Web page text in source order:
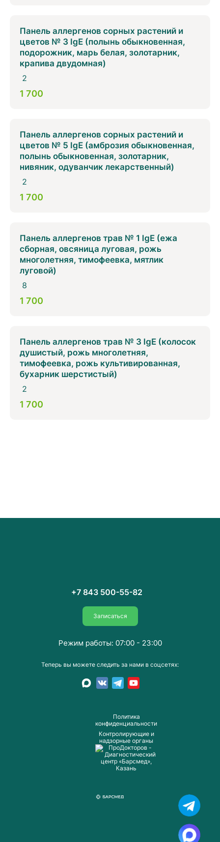
Панель аллергенов сорных растений и
цветов № 3 IgE (полынь обыкновенная,
подорожник, марь белая, золотарник,
крапива двудомная)
2
1 700
Панель аллергенов сорных растений и
цветов № 5 IgE (амброзия обыкновенная,
полынь обыкновенная, золотарник,
нивяник, одуванчик лекарственный)
2
1 700
Панель аллергенов трав № 1 IgE (ежа
сборная, овсяница луговая, рожь
многолетняя, тимофеевка, мятлик
луговой)
8
1 700
Панель аллергенов трав № 3 IgE (колосок
душистый, рожь многолетняя,
тимофеевка, рожь культивированная,
бухарник шерстистый)
2
1 700
Пoлитика
конфиденциальности
Контролирующие и
надзорные органы
+7 843 500-55-82
Записаться
Теперь вы можете следить за нами в соцсетях:
Режим работы: 07:00 - 23:00